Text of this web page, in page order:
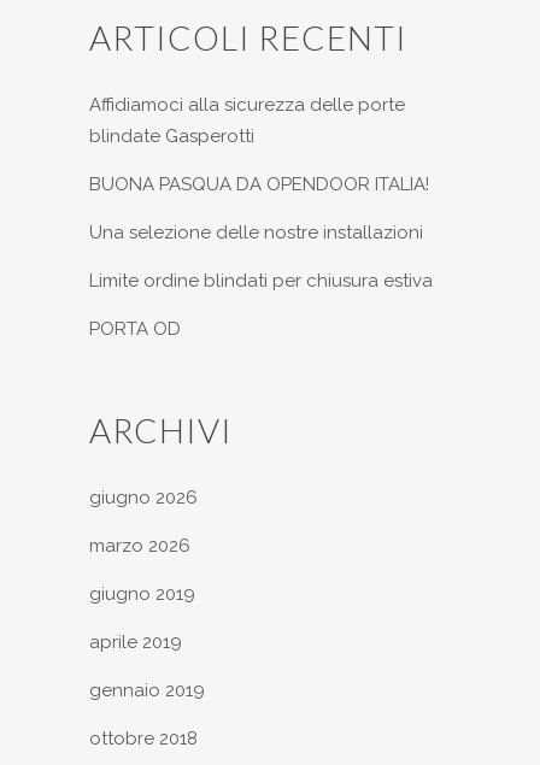
ARTICOLI RECENTI
Affidiamoci alla sicurezza delle porte
blindate Gasperotti
BUONA PASQUA DA OPENDOOR ITALIA!
Una selezione delle nostre installazioni
Limite ordine blindati per chiusura estiva
PORTA OD
ARCHIVI
giugno 2026
marzo 2026
giugno 2019
aprile 2019
gennaio 2019
ottobre 2018